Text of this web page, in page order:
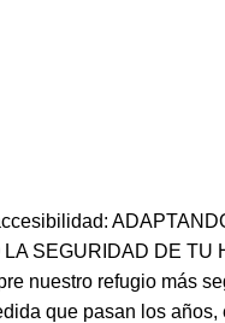
LA SEGURIDAD DE TU
nuestro refugio más
que pasan los años,